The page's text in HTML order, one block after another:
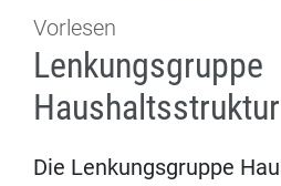
Vorlesen
Lenkungsgruppe
Haushaltsstruktur
Die Lenkungsgruppe